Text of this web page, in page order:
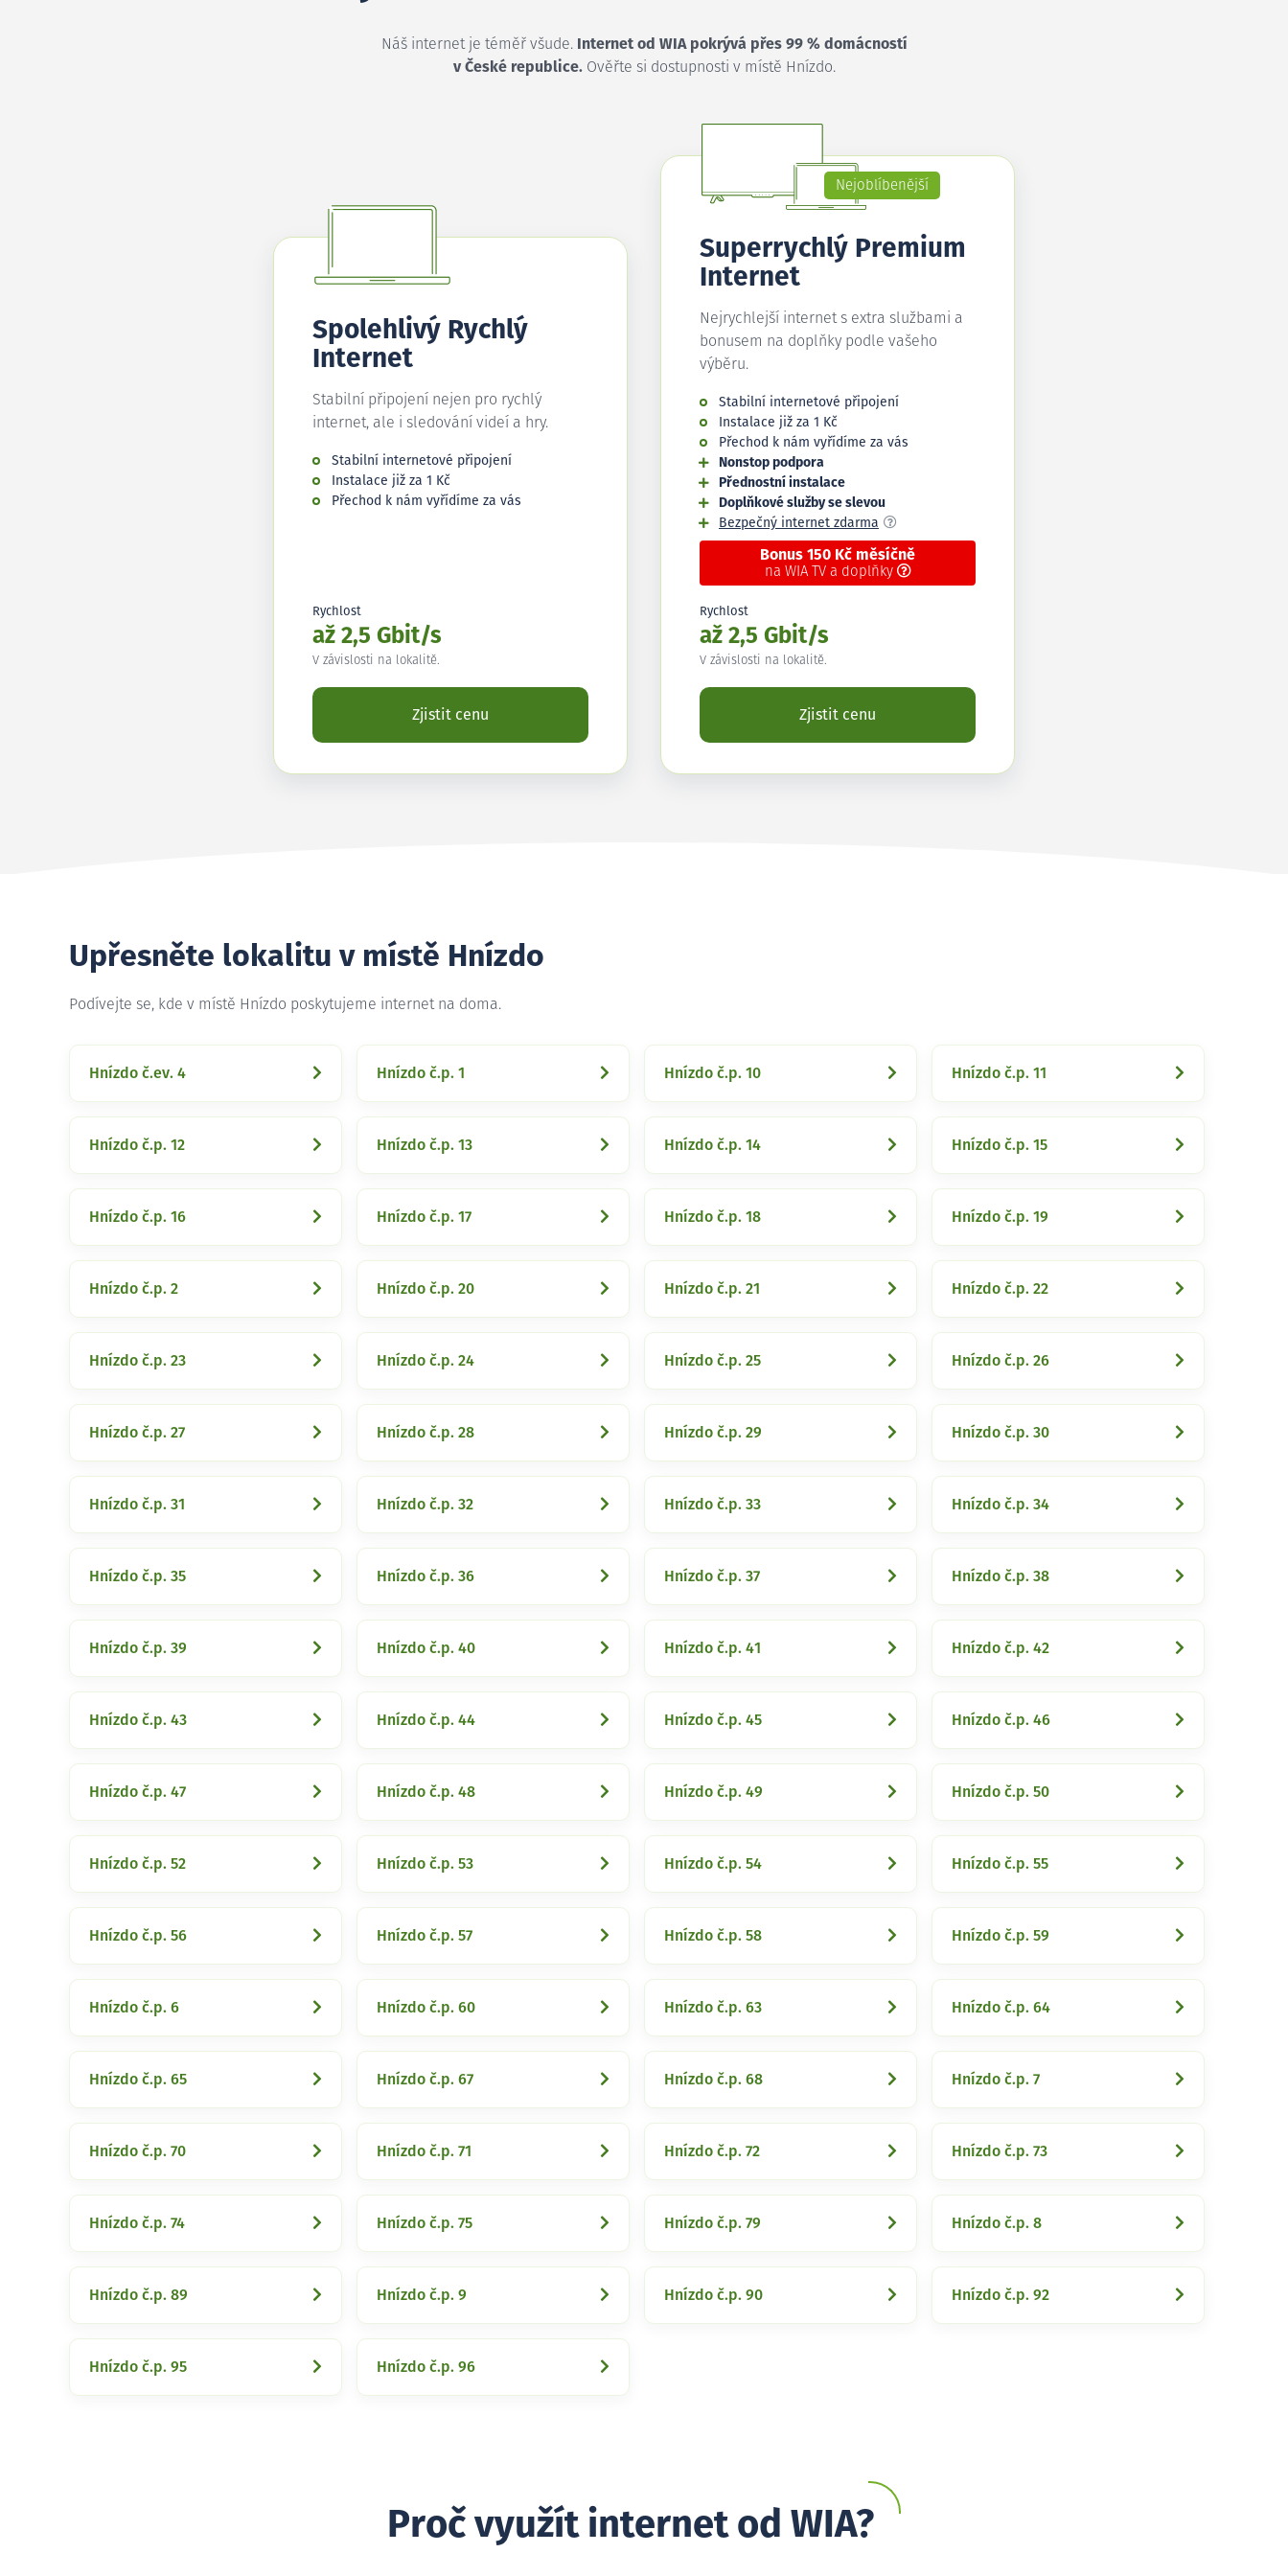
Náš internet je téměř všude.
Internet od WIA pokrývá přes 99 % domácností
v České republice.Ověřte si dostupnosti v místě Hnízdo.
Spolehlivý Rychlý
Internet
Stabilní připojení nejen pro rychlý
internet, ale i sledování videí a hry.
Stabilní internetové připojení
Instalace již za 1 Kč
Přechod k nám vyřídíme za vás
Rychlost
až 2,5 Gbit/s
V závislosti na lokalitě.
Zjistit cenu
Nejoblíbenější
Superrychlý Premium
Internet
Nejrychlejší internet s extra službami a
bonusem na doplňky podle vašeho
výběru.
Stabilní internetové připojení
Instalace již za 1 Kč
Přechod k nám vyřídíme za vás
Nonstop podpora
Přednostní instalace
Doplňkové služby se slevou
Bezpečný internet zdarma
Bonus 150 Kč měsíčně
na WIA TV a doplňky
Rychlost
až 2,5 Gbit/s
V závislosti na lokalitě.
Zjistit cenu
Upřesněte lokalitu v místě Hnízdo
Podívejte se, kde v místě Hnízdo poskytujeme internet na doma.
Hnízdo č.ev. 4 Hnízdo č.p. 1 Hnízdo č.p. 10 Hnízdo č.p. 11
Hnízdo č.p. 12 Hnízdo č.p. 13 Hnízdo č.p. 14 Hnízdo č.p. 15
Hnízdo č.p. 16 Hnízdo č.p. 17 Hnízdo č.p. 18 Hnízdo č.p. 19
Hnízdo č.p. 2 Hnízdo č.p. 20 Hnízdo č.p. 21 Hnízdo č.p. 22
Hnízdo č.p. 23 Hnízdo č.p. 24 Hnízdo č.p. 25 Hnízdo č.p. 26
Hnízdo č.p. 27 Hnízdo č.p. 28 Hnízdo č.p. 29 Hnízdo č.p. 30
Hnízdo č.p. 31 Hnízdo č.p. 32 Hnízdo č.p. 33 Hnízdo č.p. 34
Hnízdo č.p. 35 Hnízdo č.p. 36 Hnízdo č.p. 37 Hnízdo č.p. 38
Hnízdo č.p. 39 Hnízdo č.p. 40 Hnízdo č.p. 41 Hnízdo č.p. 42
Hnízdo č.p. 43 Hnízdo č.p. 44 Hnízdo č.p. 45 Hnízdo č.p. 46
Hnízdo č.p. 47 Hnízdo č.p. 48 Hnízdo č.p. 49 Hnízdo č.p. 50
Hnízdo č.p. 52 Hnízdo č.p. 53 Hnízdo č.p. 54 Hnízdo č.p. 55
Hnízdo č.p. 56 Hnízdo č.p. 57 Hnízdo č.p. 58 Hnízdo č.p. 59
Hnízdo č.p. 6 Hnízdo č.p. 60 Hnízdo č.p. 63 Hnízdo č.p. 64
Hnízdo č.p. 65 Hnízdo č.p. 67 Hnízdo č.p. 68 Hnízdo č.p. 7
Hnízdo č.p. 70 Hnízdo č.p. 71 Hnízdo č.p. 72 Hnízdo č.p. 73
Hnízdo č.p. 74 Hnízdo č.p. 75 Hnízdo č.p. 79 Hnízdo č.p. 8
Hnízdo č.p. 89 Hnízdo č.p. 9 Hnízdo č.p. 90 Hnízdo č.p. 92
Hnízdo č.p. 95 Hnízdo č.p. 96
Proč využít internet od WIA?